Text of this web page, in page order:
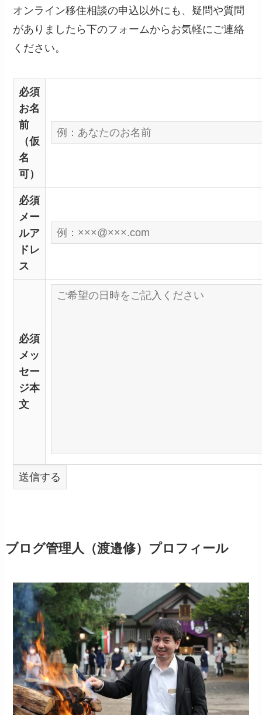
オンライン移住相談の申込以外にも、疑問や質問
がありましたら下のフォームからお気軽にご連絡
ください。
必須
お名
前
（仮
名
可）
必須
メー
ルア
ドレ
ス
必須
メッ
セー
ジ本
文
ブログ管理人（渡邉修）プロフィール